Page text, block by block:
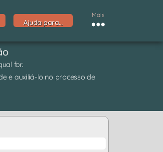
Ajuda para…
Mais
for.
e auxiliá-lo no processo de